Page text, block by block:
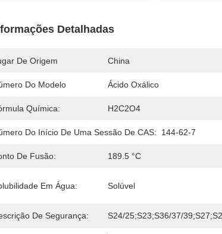
Detalhadas
De Origem China
Do Modelo Ácido Oxálico
Química: H2C2O4
Do Início De Uma Sessão De CAS: 144-62-7
De Fusão: 189.5 °C
Em Água: Solúvel
De Segurança: S24/25;S23;S36/37/